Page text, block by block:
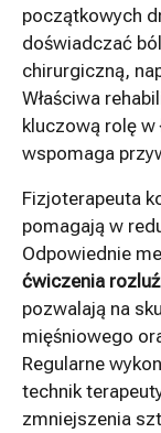
początkowych
doświadczać
chirurgiczną,
Właściwa
kluczową rolę w
wspomaga
Fizjoterapeuta
pomagają w
Odpowiednie
ćwiczenia
pozwalają na
mięśniowego
Regularne
technik
zmniejszenia